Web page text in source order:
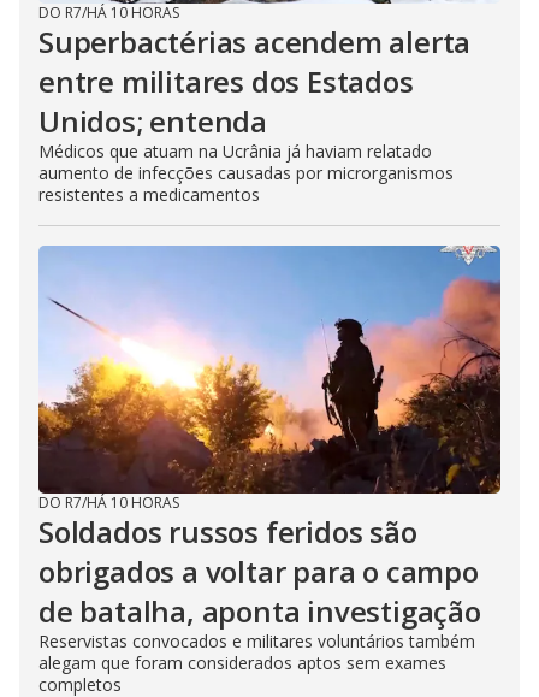
DO R7/HÁ 10 HORAS
Superbactérias acendem alerta
entre militares dos Estados
Unidos; entenda
Médicos que atuam na Ucrânia já haviam relatado
aumento de infecções causadas por microrganismos
resistentes a medicamentos
DO R7/HÁ 10 HORAS
Soldados russos feridos são
obrigados a voltar para o campo
de batalha, aponta investigação
Reservistas convocados e militares voluntários também
alegam que foram considerados aptos sem exames
completos